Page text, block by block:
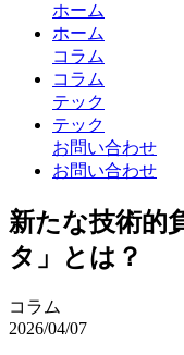
ホーム
ホーム
コラム
コラム
テック
テック
お問い合わせ
お問い合わせ
新たな技術的
タ」とは？
コラム
2026/04/07